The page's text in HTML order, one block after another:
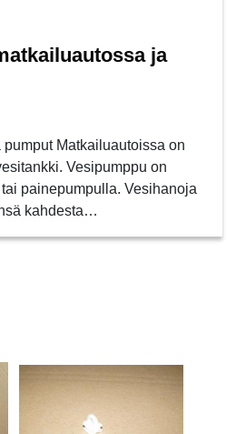
ja
Matkailuautoissa on
Vesipumppu on
painepumpulla. Vesihanoja
kahdesta…